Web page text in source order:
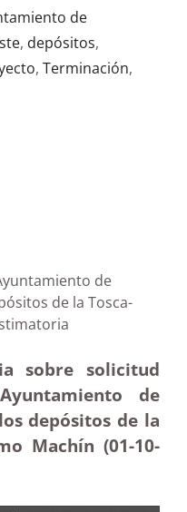
de
, depósitos,
, Terminación,
de
de la Tosca-
sobre solicitud
de
depósitos de la
Machín (01-10-